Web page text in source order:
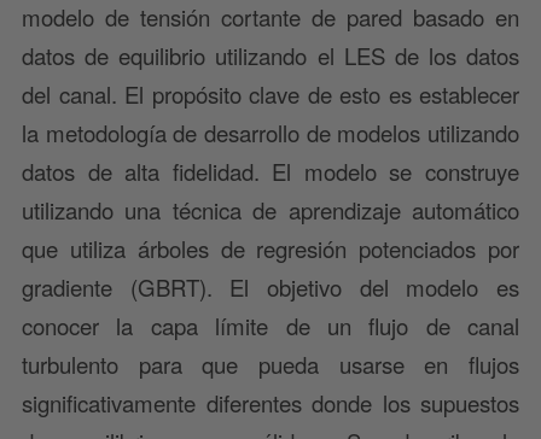
modelo de tensión cortante de pared basado en
datos de equilibrio utilizando el LES de los datos
del canal. El propósito clave de esto es establecer
la metodología de desarrollo de modelos utilizando
datos de alta fidelidad. El modelo se construye
utilizando una técnica de aprendizaje automático
que utiliza árboles de regresión potenciados por
gradiente (GBRT). El objetivo del modelo es
conocer la capa límite de un flujo de canal
turbulento para que pueda usarse en flujos
significativamente diferentes donde los supuestos